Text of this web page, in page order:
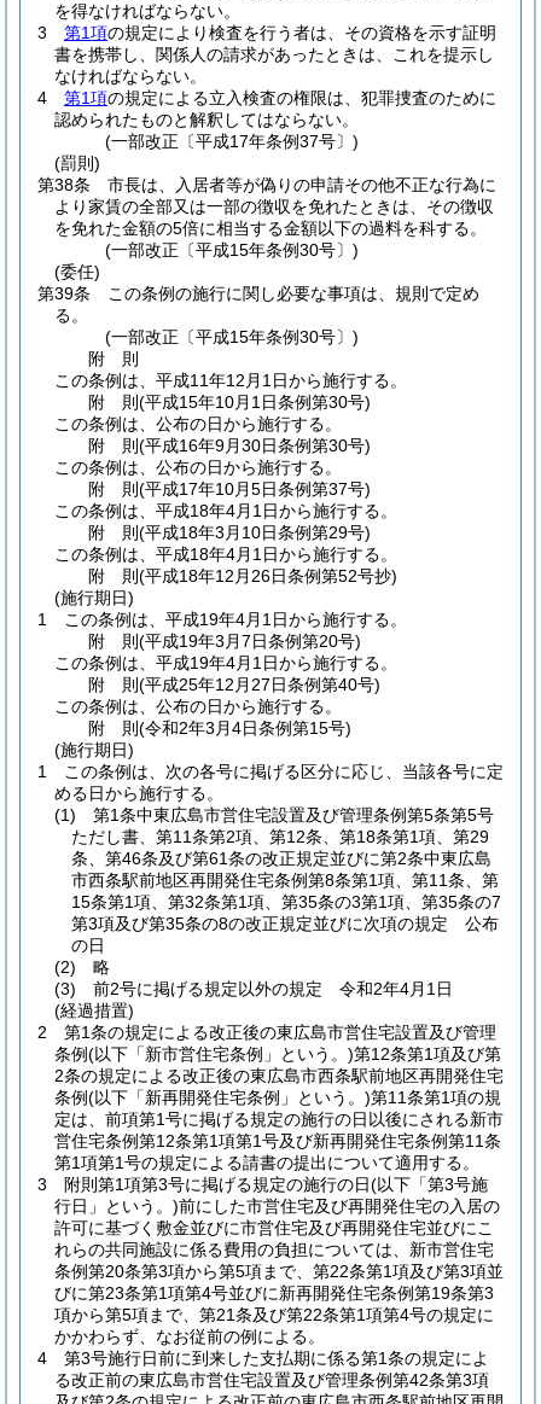
を得なければならない。
3
第1項の規定により検査を行う者は、その資格を示す証明
書を携帯し、関係人の請求があったときは、これを提示し
なければならない。
4
第1項の規定による立入検査の権限は、犯罪捜査のために
認められたものと解釈してはならない。
(一部改正〔平成17年条例37号〕)
(罰則)
第38条
市長は、入居者等が偽りの申請その他不正な行為に
より家賃の全部又は一部の徴収を免れたときは、その徴収
を免れた金額の5倍に相当する金額以下の過料を科する。
(一部改正〔平成15年条例30号〕)
(委任)
第39条
この条例の施行に関し必要な事項は、規則で定め
る。
(一部改正〔平成15年条例30号〕)
附 則
この条例は、平成11年12月1日から施行する。
附 則(平成15年10月1日条例第30号)
この条例は、公布の日から施行する。
附 則(平成16年9月30日条例第30号)
この条例は、公布の日から施行する。
附 則(平成17年10月5日条例第37号)
この条例は、平成18年4月1日から施行する。
附 則(平成18年3月10日条例第29号)
この条例は、平成18年4月1日から施行する。
附 則(平成18年12月26日条例第52号抄)
(施行期日)
1
この条例は、平成19年4月1日から施行する。
附 則(平成19年3月7日条例第20号)
この条例は、平成19年4月1日から施行する。
附 則(平成25年12月27日条例第40号)
この条例は、公布の日から施行する。
附 則(令和2年3月4日条例第15号)
(施行期日)
1
この条例は、次の各号に掲げる区分に応じ、当該各号に定
める日から施行する。
(1)
第1条中東広島市営住宅設置及び管理条例第5条第5号
ただし書、第11条第2項、第12条、第18条第1項、第29
条、第46条及び第61条の改正規定並びに第2条中東広島
市西条駅前地区再開発住宅条例第8条第1項、第11条、第
15条第1項、第32条第1項、第35条の3第1項、第35条の7
第3項及び第35条の8の改正規定並びに次項の規定 公布
の日
(2)
略
(3)
前2号に掲げる規定以外の規定 令和2年4月1日
(経過措置)
2
第1条の規定による改正後の東広島市営住宅設置及び管理
条例(以下「新市営住宅条例」という。)第12条第1項及び第
2条の規定による改正後の東広島市西条駅前地区再開発住宅
条例(以下「新再開発住宅条例」という。)第11条第1項の規
定は、前項第1号に掲げる規定の施行の日以後にされる新市
営住宅条例第12条第1項第1号及び新再開発住宅条例第11条
第1項第1号の規定による請書の提出について適用する。
3
附則第1項第3号に掲げる規定の施行の日(以下「第3号施
行日」という。)前にした市営住宅及び再開発住宅の入居の
許可に基づく敷金並びに市営住宅及び再開発住宅並びにこ
れらの共同施設に係る費用の負担については、新市営住宅
条例第20条第3項から第5項まで、第22条第1項及び第3項並
びに第23条第1項第4号並びに新再開発住宅条例第19条第3
項から第5項まで、第21条及び第22条第1項第4号の規定に
かかわらず、なお従前の例による。
4
第3号施行日前に到来した支払期に係る第1条の規定によ
る改正前の東広島市営住宅設置及び管理条例第42条第3項